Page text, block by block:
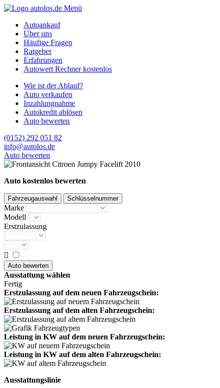
Menü
Autoankauf
Über uns
Häufige Fragen
Ratgeber
Erfahrungen
Autowert Rechner kostenlos
Wie ist der Ablauf?
Auto verkaufen
Inzahlungnahme
Autokredit ablösen
Auto bewerten
(0152) 292 051 82
info@autolos.de
Auto bewerten
Auto kostenlos bewerten
Fahrzeugauswahl Schlüsselnummer
Marke
Modell
Erstzulassung

Ausstattung wählen
Fertig
Erstzulassung auf dem neuen Fahrzeugschein:
Erstzulassung auf dem alten Fahrzeugschein:
Leistung in KW auf dem neuen Fahrzeugschein:
Leistung in KW auf dem alten Fahrzeugschein:
Ausstattungslinie